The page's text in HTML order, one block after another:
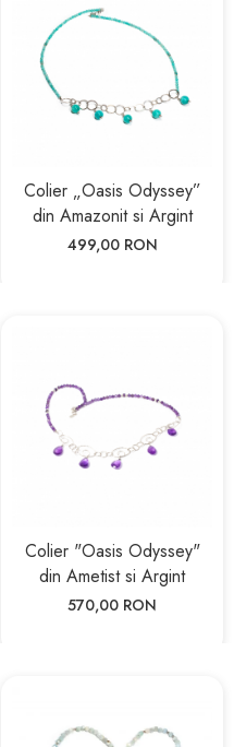
Colier „Oasis Odyssey”
din Amazonit si Argint
499,00 RON
Colier "Oasis Odyssey"
din Ametist si Argint
570,00 RON